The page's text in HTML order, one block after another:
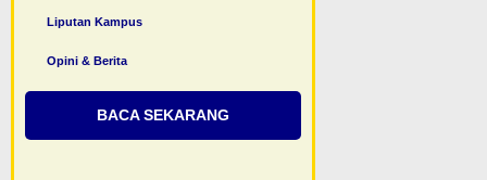
Liputan Kampus
Opini & Berita
BACA SEKARANG